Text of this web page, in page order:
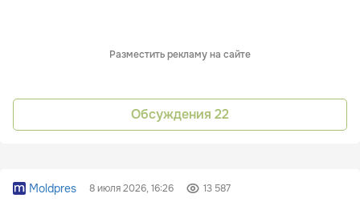
Разместить рекламу на сайте
Обсуждения 22
Moldpres 8 июля 2026, 16:26 13 587